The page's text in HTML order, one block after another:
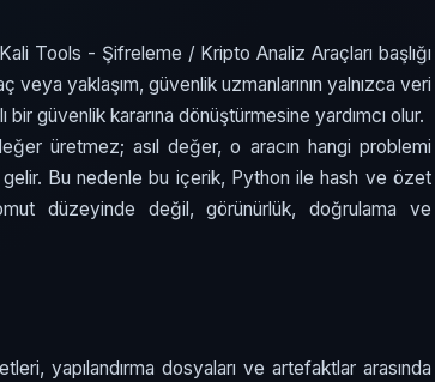
Tools - Şifreleme / Kripto Analiz Araçları başlığı
veya yaklaşım, güvenlik uzmanlarının yalnızca veri
bir güvenlik kararına dönüştürmesine yardımcı olur.
üretmez; asıl değer, o aracın hangi problemi
gelir. Bu nedenle bu içerik, Python ile hash ve özet
düzeyinde değil, görünürlük, doğrulama ve
yapılandırma dosyaları ve artefaktlar arasında